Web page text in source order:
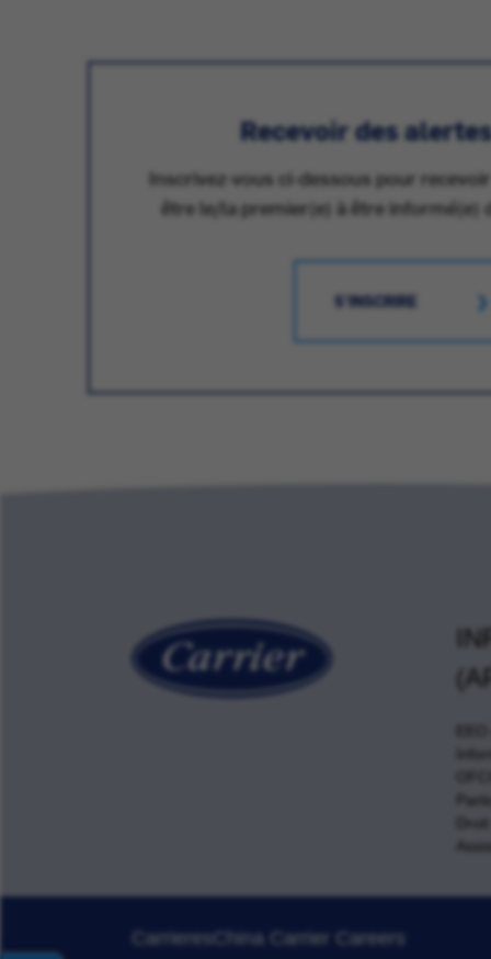
Recevoir des
Inscrivez-vous ci-dessous pour
être le/la premier(e) à être informé(e)
S'INSCRIRE
CarrieresChina Carrier Careers